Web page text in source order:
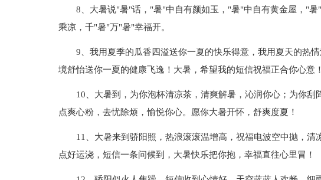
8、大暑说"暑"话，"暑"中自有颜如玉，"暑"中自有黄金屋，"
乘凉，千"暑"万"暑"幸福开。
9、我用夏季的瓜香四溢送你一夏的快乐得意，我用夏天的热
境舒怡送你一夏的健康飞逸！大暑，希望我的短信祝福正合你心意！
10、大暑到，为你泡杯清凉茶，清爽解暑，沁润你心；为你刮
点爽心粉，去忧除烦，愉悦你心。愿你大暑开怀，舒爽度夏！
11、大暑来到骄阳照，热浪滚滚温增高，祝福电波空中抛，清
点好运浇，短信一条问候到，大暑快乐把你抱，幸福直往心里冒！